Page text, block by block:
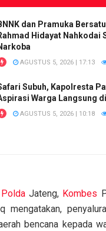
dan Pramuka
Hidayat Nahkodai
AGUSTUS 5, 2026 | 17:13
Subuh, Kapolresta
Warga Langsung
AGUSTUS 5, 2026 | 10:18
Jateng, Kombes
mengatakan,
bencana kepada